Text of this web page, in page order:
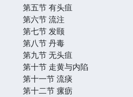
第五节 有头疽
第六节 流注
第七节 发颐
第八节 丹毒
第九节 无头疽
第十节 走黄与内陷
第十一节 流痰
第十二节 瘰疬